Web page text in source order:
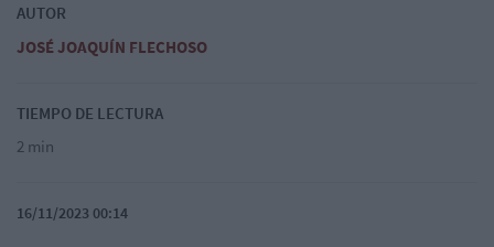
AUTOR
JOSÉ JOAQUÍN FLECHOSO
TIEMPO DE LECTURA
2 min
16/11/2023 00:14